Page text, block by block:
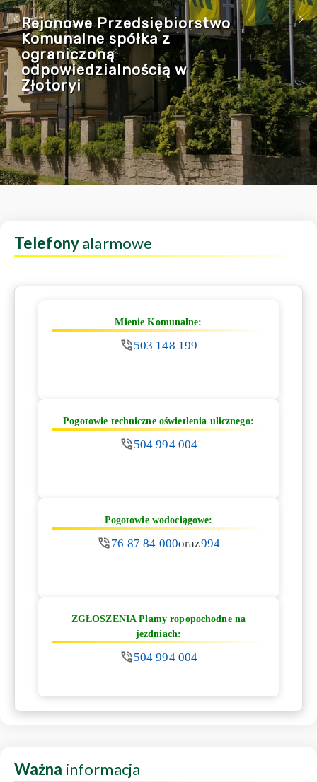
Rejonowe Przedsiębiorstwo
Komunalne spółka z
ograniczoną
odpowiedzialnością w
Złotoryi
Telefonyalarmowe
Mienie Komunalne:
503 148 199
Pogotowie techniczne oświetlenia ulicznego:
504 994 004
Pogotowie wodociągowe:
76 87 84 000oraz994
ZGŁOSZENIA Plamy ropopochodne na
jezdniach:
504 994 004
Ważna informacja